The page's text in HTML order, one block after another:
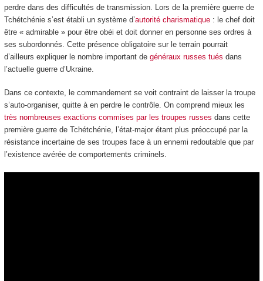
perdre dans des difficultés de transmission. Lors de la première guerre de
Tchétchénie s’est établi un système d’autorité charismatique: le chef doit
être « admirable » pour être obéi et doit donner en personne ses ordres à
ses subordonnés. Cette présence obligatoire sur le terrain pourrait
d’ailleurs expliquer le nombre important de généraux russes tués dans
l’actuelle guerre d’Ukraine.
Dans ce contexte, le commandement se voit contraint de laisser la troupe
s’auto-organiser, quitte à en perdre le contrôle. On comprend mieux les
très nombreuses exactions commises par les troupes russes dans cette
première guerre de Tchétchénie, l’état-major étant plus préoccupé par la
résistance incertaine de ses troupes face à un ennemi redoutable que par
l’existence avérée de comportements criminels.